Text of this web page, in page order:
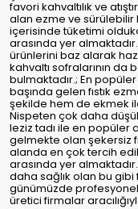
favori kahvaltılık ve
alan ezme ve sürülebilir
içerisinde tüketimi
arasında yer
ürünlerini baz alarak
kahvaltı sofralarının
bulmaktadır.; En popüler
başında gelen fıstık
şekilde hem de ekmek
Nispeten çok daha
leziz tadı ile en popüler
gelmekte olan şekersiz
alanda en çok tercih
arasında yer
daha sağlık olan bu gibi
günümüzde
üretici firmalar